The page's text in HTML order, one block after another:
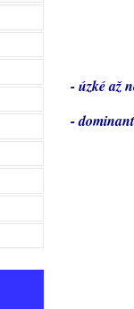
- úzké až
-